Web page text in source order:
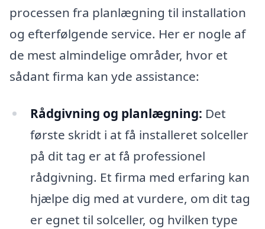
processen fra planlægning til installation
og efterfølgende service. Her er nogle af
de mest almindelige områder, hvor et
sådant firma kan yde assistance:
Rådgivning og planlægning: Det
første skridt i at få installeret solceller
på dit tag er at få professionel
rådgivning. Et firma med erfaring kan
hjælpe dig med at vurdere, om dit tag
er egnet til solceller, og hvilken type